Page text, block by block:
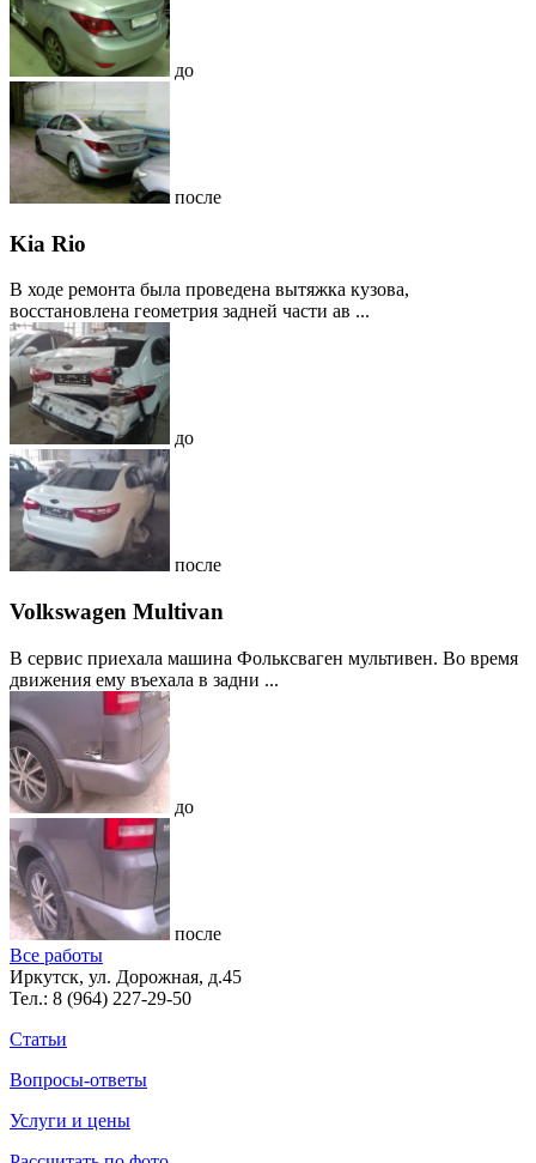
до
после
Kia Rio
В ходе ремонта была проведена вытяжка кузова,
восстановлена геометрия задней части ав ...
до
после
Volkswagen Multivan
В сервис приехала машина Фольксваген мультивен. Во время
движения ему въехала в задни ...
до
после
Все работы
Иркутск, ул. Дорожная, д.45
Тел.: 8 (964) 227-29-50
Статьи
Вопросы-ответы
Услуги и цены